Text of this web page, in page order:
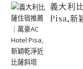
義大利
Pisa,新